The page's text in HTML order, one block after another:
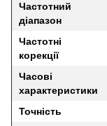
Частотний
діапазон
Частотні
корекції
Часові
характеристики
Точність